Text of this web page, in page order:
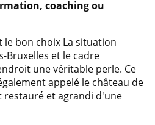
coaching ou
le bon choix La situation
Bruxelles et le cadre
une véritable perle. Ce
appelé le château de
restauré et agrandi d'une